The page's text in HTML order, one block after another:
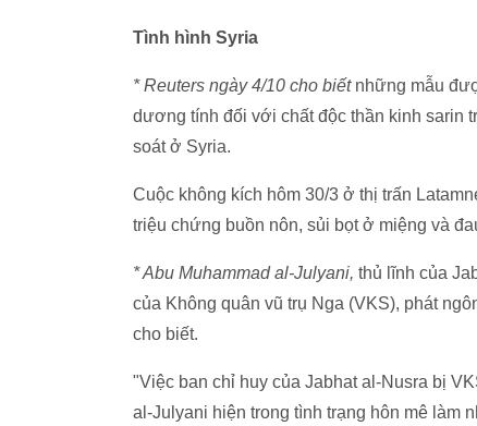
Tình hình Syria
* Reuters ngày 4/10 cho biếtnhững mẫu
dương tính đối với chất độc thần kinh sarin
soát ở Syria.
Cuộc không kích hôm 30/3 ở thị trấn
triệu chứng buồn nôn, sủi bọt ở miệng và
* Abu Muhammad al-Julyani, thủ lĩnh của
của Không quân vũ trụ Nga (VKS), phát
cho biết.
"Việc ban chỉ huy của Jabhat al-Nusra bị
al-Julyani hiện trong tình trạng hôn mê làm